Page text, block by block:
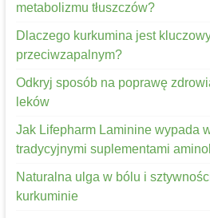
metabolizmu tłuszczów?
Dlaczego kurkumina jest
przeciwzapalnym?
Odkryj sposób na poprawę
leków
Jak Lifepharm Laminine wypada
tradycyjnymi suplementami
Naturalna ulga w bólu i
kurkuminie